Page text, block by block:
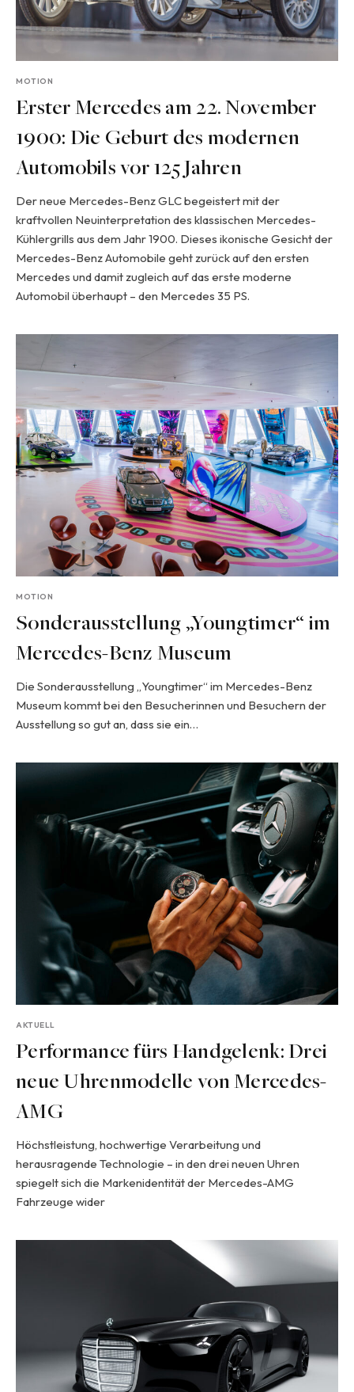
MOTION
Erster Mercedes am 22. November
1900: Die Geburt des modernen
Automobils vor 125 Jahren
Der neue Mercedes-Benz GLC begeistert mit der
kraftvollen Neuinterpretation des klassischen Mercedes-
Kühlergrills aus dem Jahr 1900. Dieses ikonische Gesicht der
Mercedes-Benz Automobile geht zurück auf den ersten
Mercedes und damit zugleich auf das erste moderne
Automobil überhaupt – den Mercedes 35 PS.
MOTION
Sonderausstellung „Youngtimer“ im
Mercedes-Benz Museum
Die Sonderausstellung „Youngtimer“ im Mercedes-Benz
Museum kommt bei den Besucherinnen und Besuchern der
Ausstellung so gut an, dass sie ein…
AKTUELL
Performance fürs Handgelenk: Drei
neue Uhrenmodelle von Mercedes-
AMG
Höchstleistung, hochwertige Verarbeitung und
herausragende Technologie – in den drei neuen Uhren
spiegelt sich die Markenidentität der Mercedes-AMG
Fahrzeuge wider